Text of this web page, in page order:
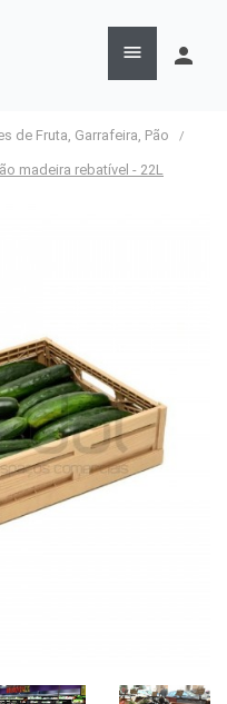
 person
de Fruta, Garrafeira, Pão
madeira rebatível - 22L